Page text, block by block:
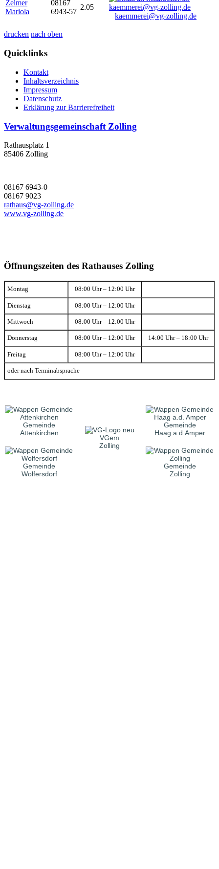
Zelmer
Mariola
08167
6943-57
2.05
kaemmerei@vg-zolling.de
drucken nach oben
Quicklinks
Kontakt
Inhaltsverzeichnis
Impressum
Datenschutz
Erklärung zur Barrierefreiheit
Verwaltungsgemeinschaft Zolling
Rathausplatz 1
85406 Zolling
08167 6943-0
08167 9023
rathaus@vg-zolling.de
www.vg-zolling.de
Öffnungszeiten des Rathauses Zolling
Montag 08:00 Uhr – 12:00 Uhr
Dienstag 08:00 Uhr – 12:00 Uhr
Mittwoch 08:00 Uhr – 12:00 Uhr
Donnerstag 08:00 Uhr – 12:00 Uhr 14:00 Uhr – 18:00 Uhr
Freitag 08:00 Uhr – 12:00 Uhr
oder nach Terminabsprache
Gemeinde
Attenkirchen
VGem
Zolling
Gemeinde
Haag a.d.Amper
Gemeinde
Wolfersdorf
Gemeinde
Zolling